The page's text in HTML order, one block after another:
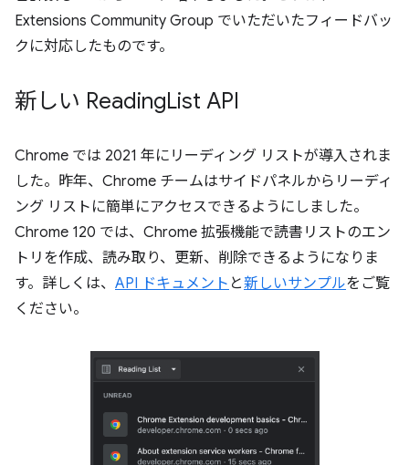
Extensions Community Group でいただいたフィードバッ
クに対応したものです。
新しい ReadingList API
Chrome では 2021 年にリーディング リストが導入されま
した。昨年、Chrome チームはサイドパネルからリーディ
ング リストに簡単にアクセスできるようにしました。
Chrome 120 では、Chrome 拡張機能で読書リストのエン
トリを作成、読み取り、更新、削除できるようになりま
す。詳しくは、 API ドキュメント と新しいサンプルをご覧
ください。